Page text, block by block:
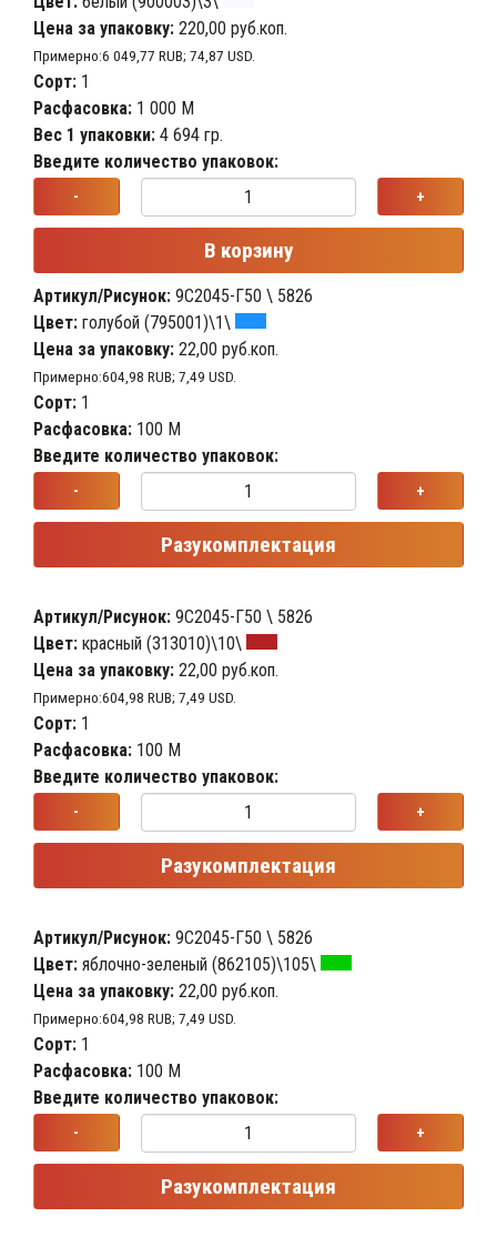
Цена за упаковку: 220,00 руб.коп.
Примерно:6 049,77 RUB; 74,87 USD.
Сорт: 1
Расфасовка: 1 000 М
Вес 1 упаковки: 4 694 гр.
Введите количество упаковок:
- +
В корзину
Артикул/Рисунок: 9С2045-Г50 \ 5826
Цвет: голубой (795001)\1\
Цена за упаковку: 22,00 руб.коп.
Примерно:604,98 RUB; 7,49 USD.
Сорт: 1
Расфасовка: 100 М
Введите количество упаковок:
- +
Разукомплектация
Артикул/Рисунок: 9С2045-Г50 \ 5826
Цвет: красный (313010)\10\
Цена за упаковку: 22,00 руб.коп.
Примерно:604,98 RUB; 7,49 USD.
Сорт: 1
Расфасовка: 100 М
Введите количество упаковок:
- +
Разукомплектация
Артикул/Рисунок: 9С2045-Г50 \ 5826
Цвет: яблочно-зеленый (862105)\105\
Цена за упаковку: 22,00 руб.коп.
Примерно:604,98 RUB; 7,49 USD.
Сорт: 1
Расфасовка: 100 М
Введите количество упаковок:
- +
Разукомплектация